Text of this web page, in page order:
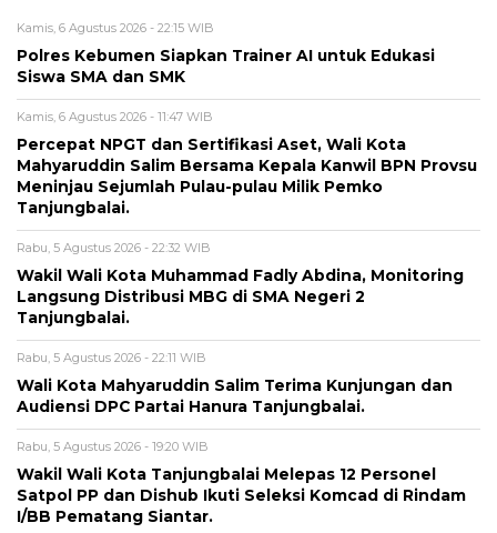
Kamis, 6 Agustus 2026 - 22:15 WIB
Polres Kebumen Siapkan Trainer AI untuk Edukasi
Siswa SMA dan SMK
Kamis, 6 Agustus 2026 - 11:47 WIB
Percepat NPGT dan Sertifikasi Aset, Wali Kota
Mahyaruddin Salim Bersama Kepala Kanwil BPN Provsu
Meninjau Sejumlah Pulau-pulau Milik Pemko
Tanjungbalai.
Rabu, 5 Agustus 2026 - 22:32 WIB
Wakil Wali Kota Muhammad Fadly Abdina, Monitoring
Langsung Distribusi MBG di SMA Negeri 2
Tanjungbalai.
Rabu, 5 Agustus 2026 - 22:11 WIB
Wali Kota Mahyaruddin Salim Terima Kunjungan dan
Audiensi DPC Partai Hanura Tanjungbalai.
Rabu, 5 Agustus 2026 - 19:20 WIB
Wakil Wali Kota Tanjungbalai Melepas 12 Personel
Satpol PP dan Dishub Ikuti Seleksi Komcad di Rindam
I/BB Pematang Siantar.